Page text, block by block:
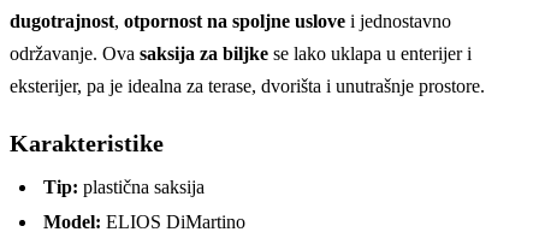
dugotrajnost, otpornost na spoljne uslove i jednostavno
održavanje. Ova saksija za biljke se lako uklapa u enterijer i
eksterijer, pa je idealna za terase, dvorišta i unutrašnje prostore.
Karakteristike
Tip: plastična saksija
Model: ELIOS DiMartino